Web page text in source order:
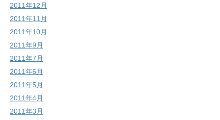
2011年12月
2011年11月
2011年10月
2011年9月
2011年7月
2011年6月
2011年5月
2011年4月
2011年3月